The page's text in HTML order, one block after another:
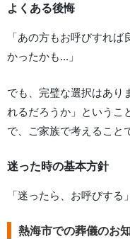
よくある後悔
「あの方もお呼びすれ
かったかも...」
でも、完璧な選択はあり
れるだろうか」というこ
で、ご家族で考えること
迷った時の基本方針
「迷ったら、お呼びする
熱海市での葬儀のお